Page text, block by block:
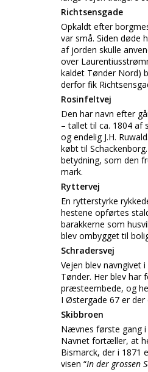
Richtsensgade
Opkaldt efter
var små. Siden døde
af jorden skulle
over
kaldet Tønder Nord)
derfor fik
Rosinfeltvej
Den har navn efter
– tallet til ca. 1804 af
og endelig J.H.
købt til
betydning, som den
mark.
Ryttervej
En rytterstyrke
hestene opførtes
barakkerne som
blev ombygget til
Schradersvej
Vejen blev navngivet
Tønder. Her blev har
præsteembede, og
I Østergade 67 er der
Skibbroen
Nævnes første gang
Navnet fortæller, at
Bismarck, der i 1871
visen “In der grossen